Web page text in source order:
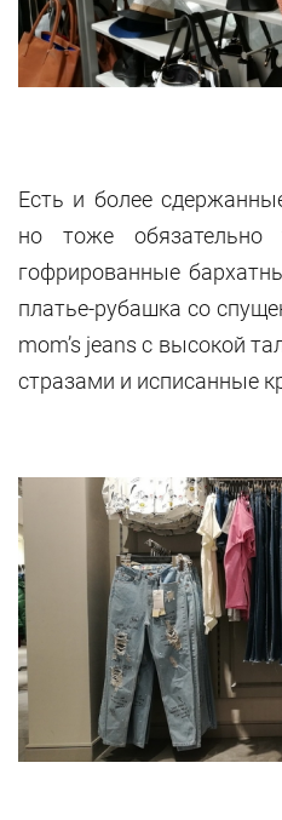
Есть и более
но тоже обязательно
гофрированные
платье-рубашка со
mom’s jeans с высокой
стразами и исписанные